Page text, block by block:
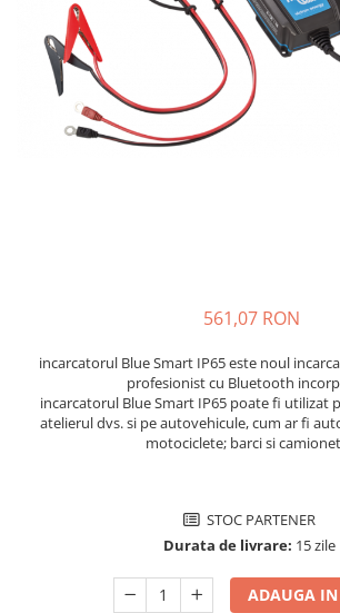
Sisteme de management (BMS)
Redresoare, incarcatoare si testere
Redresoare auto, moto, barci si
stationare
561,07 RON
incarcatorul Blue Smart IP65 este noul
profesionist cu Bluetooth
incarcatorul Blue Smart IP65 poate fi utilizat
atelierul dvs. si pe autovehicule, cum ar fi
motociclete; barci si
STOC PARTENER
Durata de livrare: 15 zile
ADAUGA IN